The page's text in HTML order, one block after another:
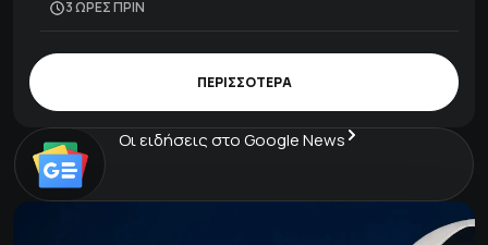
3 ΩΡΕΣ ΠΡΙΝ
ΠΕΡΙΣΣΟΤΕΡΑ
Οι ειδήσεις στο Google News